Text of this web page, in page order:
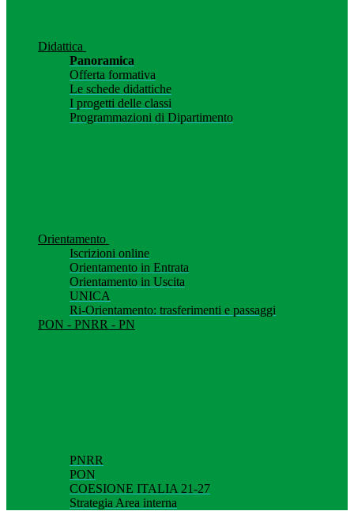
Didattica
Panoramica
Offerta formativa
Le schede didattiche
I progetti delle classi
Programmazioni di Dipartimento
Orientamento
Iscrizioni online
Orientamento in Entrata
Orientamento in Uscita
UNICA
Ri-Orientamento: trasferimenti e passaggi
PON - PNRR - PN
PNRR
PON
COESIONE ITALIA 21-27
Strategia Area interna